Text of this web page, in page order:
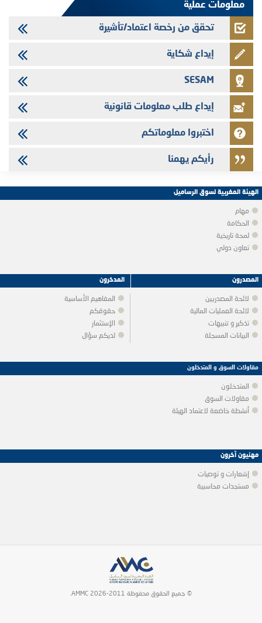
معلومات عملية
تحقق من رخصة اعتماد/تأشيرة
إيداع شكاية
SESAM
إيداع طلب معلومات قانونية
اختبروا معلوماتكم
رأيكم يهمنا
الهيئة المغربية لسوق الرساميل
مهام
الحكامة
لمحة تاريخية
تعاون دولي
المدخرون
المفاهيم الأساسية
حقوقكم
الإستثمار
لديكم سؤال
المصدرون
لائحة المصدريين
لائحة العمليات المالية
تذكير و تنبيهات
البيانات المسجلة
مقاولات السوق و المتدخلون
المتدخلون
مقاولات السوق
أنشطة خاضعة لاعتماد الهيئة
مهنيون آخرون
إشعارات و توصيات
مستجدات محاسبية
© جميع الحقوق محفوظة 2011-2026 AMMC.